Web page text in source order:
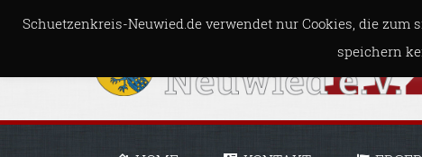
Schuetzenkreis-Neuwied.de verwendet nur Cookies, die
speichern